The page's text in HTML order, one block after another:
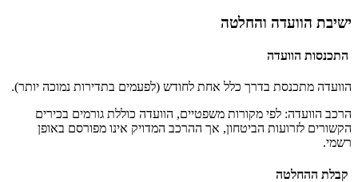
ישיבת הוועדה והחלטה
התכנסות הוועדה
הוועדה מתכנסת בדרך כלל אחת לחודש (לפעמים בתדירות נמוכה יותר).
הרכב הוועדה: לפי מקורות משפטיים, הוועדה כוללת גורמים בכירים
הקשורים לזרועות הביטחון, אך ההרכב המדויק אינו מפורסם באופן
רשמי.
קבלת ההחלטה